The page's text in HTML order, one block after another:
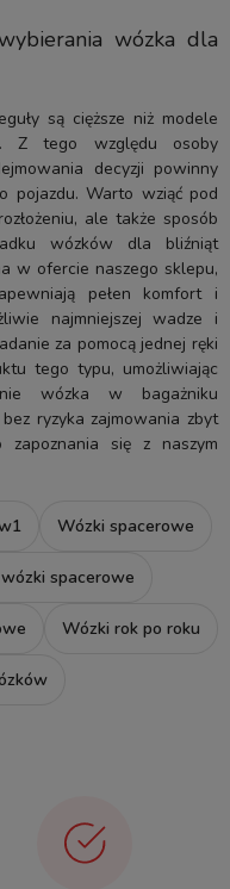
wózka dla
są cięższe niż modele
Z tego względu osoby
decyzji powinny
pojazdu. Warto wziąć pod
ale także sposób
wózków dla bliźniąt
w ofercie naszego sklepu,
pełen komfort i
najmniejszej wadze i
za pomocą jednej ręki
tego typu, umożliwiając
wózka w bagażniku
ryzyka zajmowania zbyt
zapoznania się z naszym
Wózki spacerowe
wózki spacerowe
Wózki rok po roku